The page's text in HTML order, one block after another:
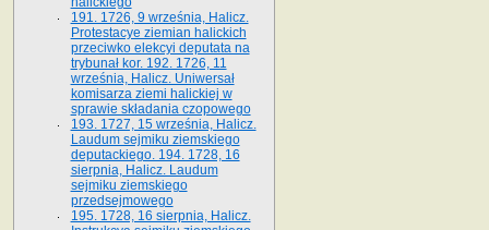
191. 1726, 9 września, Halicz.
Protestacye ziemian halickich
przeciwko elekcyi deputata na
trybunał kor. 192. 1726, 11
września, Halicz. Uniwersał
komisarza ziemi halickiej w
sprawie składania czopowego
193. 1727, 15 września, Halicz.
Laudum sejmiku ziemskiego
deputackiego. 194. 1728, 16
sierpnia, Halicz. Laudum
sejmiku ziemskiego
przedsejmowego
195. 1728, 16 sierpnia, Halicz.